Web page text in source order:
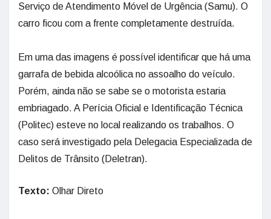
Serviço de Atendimento Móvel de Urgência (Samu). O
carro ficou com a frente completamente destruída.
Em uma das imagens é possível identificar que há uma
garrafa de bebida alcoólica no assoalho do veículo.
Porém, ainda não se sabe se o motorista estaria
embriagado. A Perícia Oficial e Identificação Técnica
(Politec) esteve no local realizando os trabalhos. O
caso será investigado pela Delegacia Especializada de
Delitos de Trânsito (Deletran).
Texto: Olhar Direto